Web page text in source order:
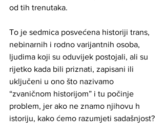
od tih trenutaka.
To je sedmica posvećena historiji trans,
nebinarnih i rodno varijantnih osoba,
ljudima koji su oduvijek postojali, ali su
rijetko kada bili priznati, zapisani ili
uključeni u ono što nazivamo
“zvaničnom historijom” i tu počinje
problem, jer ako ne znamo njihovu h
istoriju, kako ćemo razumjeti sadašnjost?